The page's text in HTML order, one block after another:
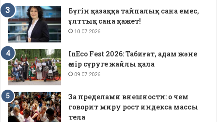
Бүгін қазаққа тайпалық сана емес,
ұлттық сана қажет!
10.07.2026
InEco Fest 2026: Табиғат, адам және
өмір сүруге жайлы қала
09.07.2026
За пределами внешности: о чем
говорит миру рост индекса массы
тела